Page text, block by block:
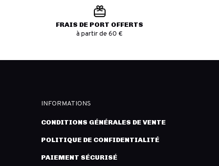
FRAIS DE PORT OFFERTS
à partir de 60 €
INFORMATIONS
CONDITIONS GÉNÉRALES DE VENTE
POLITIQUE DE CONFIDENTIALITÉ
PAIEMENT SÉCURISÉ